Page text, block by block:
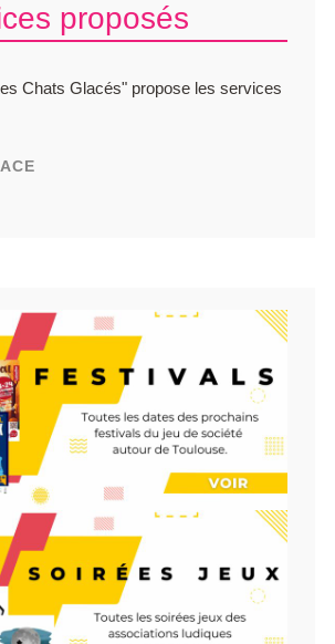
proposés
Chats Glacés" propose les services